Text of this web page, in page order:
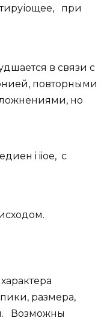
тируіощее, при
в связи с
повторными
но
i iioe, с
размера,
Возможны